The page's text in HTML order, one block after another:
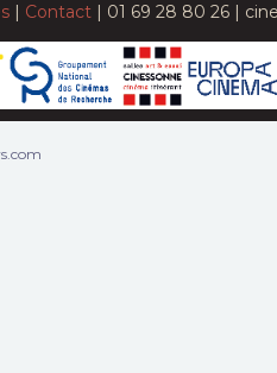
| Contact| 01 69 28 80 26 |